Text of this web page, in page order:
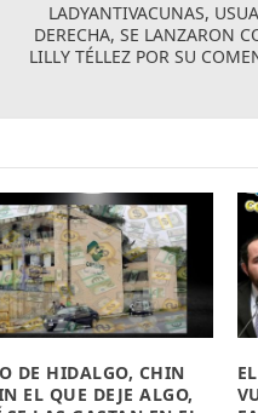
LADYANTIVACUNAS,
DERECHA, SE LANZARON
LILLY TÉLLEZ POR SU
DE HIDALGO, CHIN
EL QUE DEJE ALGO,